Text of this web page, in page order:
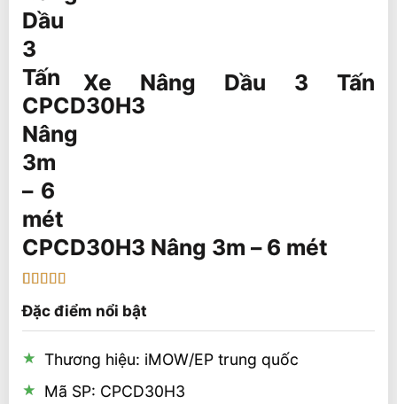
Xe Nâng Dầu 3 Tấn
CPCD30H3 Nâng 3m – 6 mét
trên 5 dựa
trênđánh
giá
Đặc điểm nổi bật
Thương hiệu: iMOW/EP trung quốc
Mã SP: CPCD30H3